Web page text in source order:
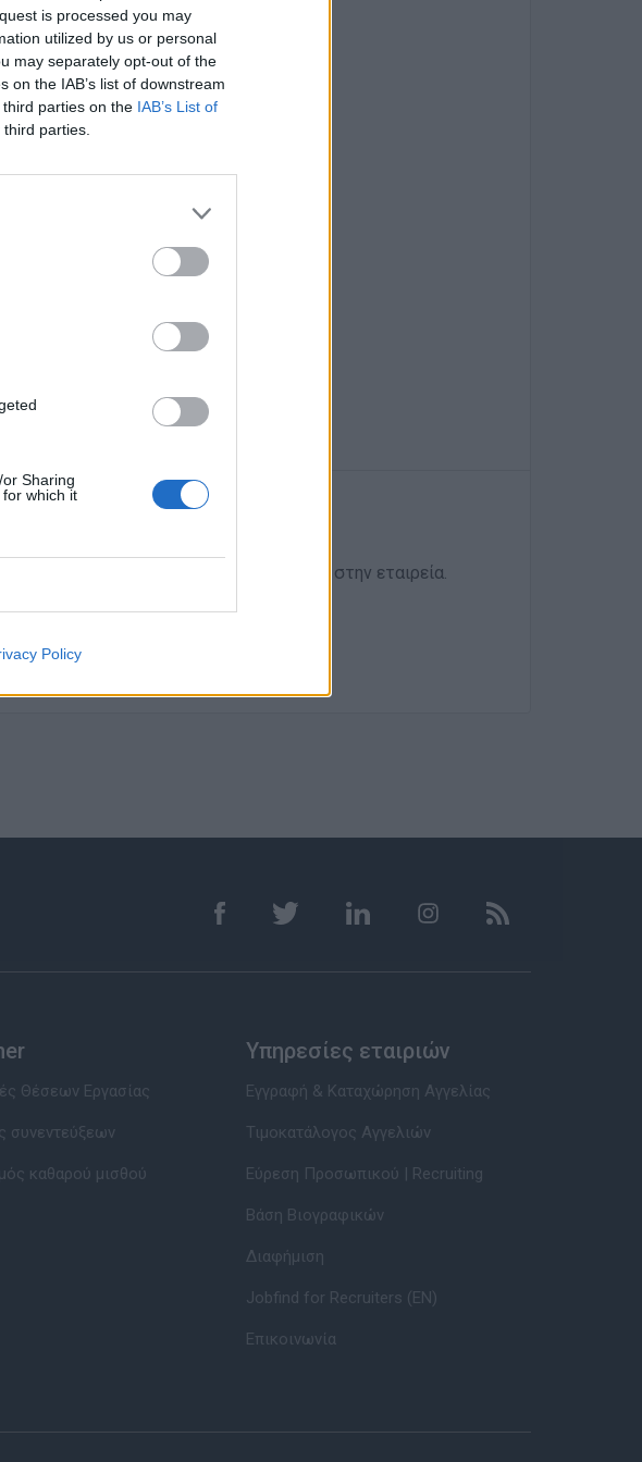
is processed you may
utilized by us or personal
may separately opt-out of the
the IAB’s list of downstream
parties on the IAB’s List of
parties.
Sharing
which it
Policy
της αγγλικής γλώσσας
ως επιπρόσθετο προσόν
εργασίας
ανέλιξης
για να στείλετε το βιογραφικό σας στην εταιρεία.
Θέσεων Εργασίας
συνεντεύξεων
καθαρού μισθού
Υπηρεσίες εταιριών
Εγγραφή & Καταχώρηση Αγγελίας
Τιμοκατάλογος Αγγελιών
Εύρεση Προσωπικού | Recruiting
Βάση Βιογραφικών
Διαφήμιση
Jobfind for Recruiters (EN)
Επικοινωνία